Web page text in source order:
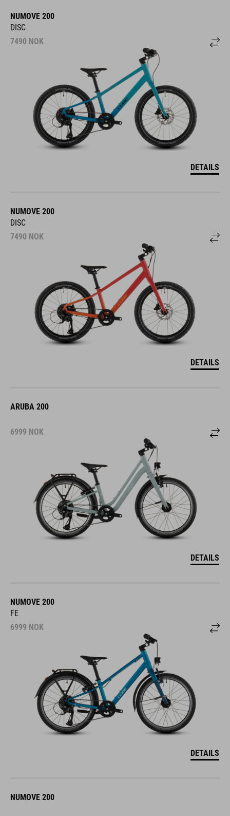
NUMOVE 200
DISC
7490 NOK
DETAILS
NUMOVE 200
DISC
7490 NOK
DETAILS
ARUBA 200
6999 NOK
DETAILS
NUMOVE 200
FE
6999 NOK
DETAILS
NUMOVE 200